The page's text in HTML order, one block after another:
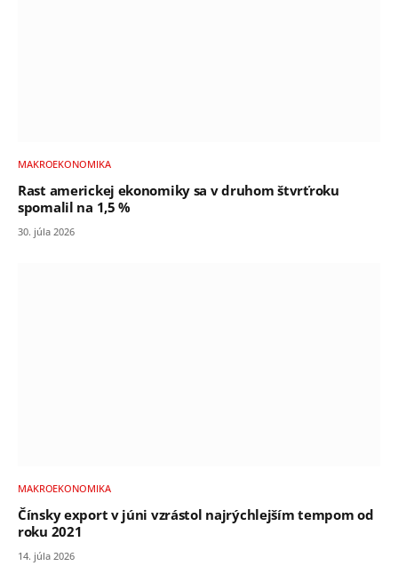
MAKROEKONOMIKA
Rast americkej ekonomiky sa v druhom štvrťroku
spomalil na 1,5 %
30. júla 2026
MAKROEKONOMIKA
Čínsky export v júni vzrástol najrýchlejším tempom od
roku 2021
14. júla 2026